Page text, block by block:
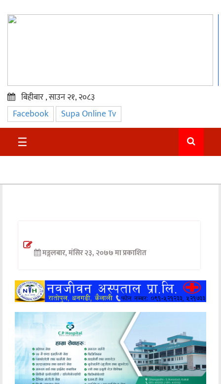
प्रमुख
समाचार
सुदुर
अन्तर्वार्ता
खेलकुद
मनोरञ्जन
अन्य
बिहीबार , साउन २१, २०८३
Facebook Supa Online Tv
☰
मङ्गलबार, मंसिर २३, २०७७ मा प्रकाशित